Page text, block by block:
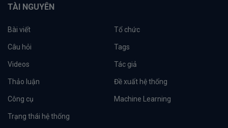
TÀI NGUYÊN
Bài viết Tổ chức
Câu hỏi Tags
Videos Tác giả
Thảo luận Đề xuất hệ thống
Công cụ Machine Learning
Trạng thái hệ thống